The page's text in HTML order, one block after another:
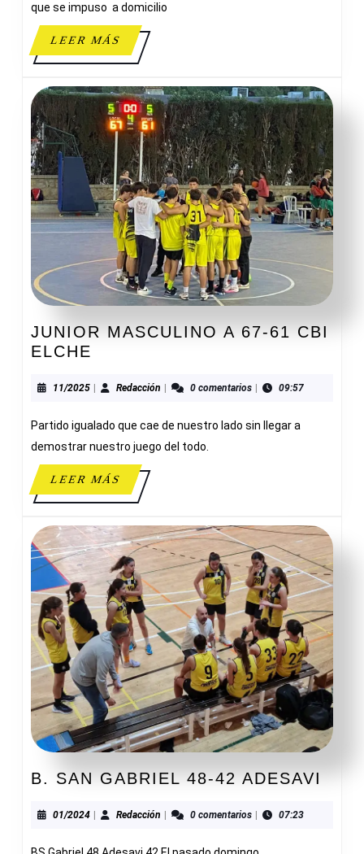
que se impuso a domicilio
LEER MÁSLEER
MÁS
JUNIOR MASCULINO A 67-61 CBI
ELCHE
A
61
CBI
ELCHE
11/202511/2025Redacción Redacción0 comentarios 09:57
Partido igualado que cae de nuestro lado sin llegar a
demostrar nuestro juego del todo.
LEER MÁSLEER
MÁS
B. SAN GABRIEL 48-42 ADESAVI
01/202401/2024Redacción Redacción0 comentarios 07:23